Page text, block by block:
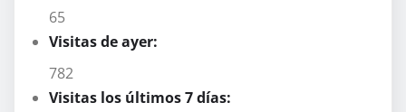
65
Visitas de ayer:
782
Visitas los últimos 7 días: